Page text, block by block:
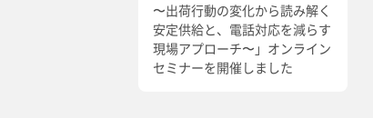
〜出荷行動の変化から読み解く
安定供給と、電話対応を減らす
現場アプローチ〜」オンライン
セミナーを開催しました